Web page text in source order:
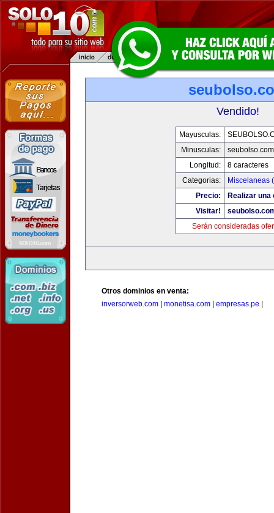
Vendido!
Mayusculas:
Minusculas:
seubolso.com
Longitud:
8 caracteres
Categorias:
Miscelaneas
Precio:
Realizar una
Visitar!
Serán consideradas
Otros dominios en venta:
inversorweb.com
monetisa.com empresas.pe